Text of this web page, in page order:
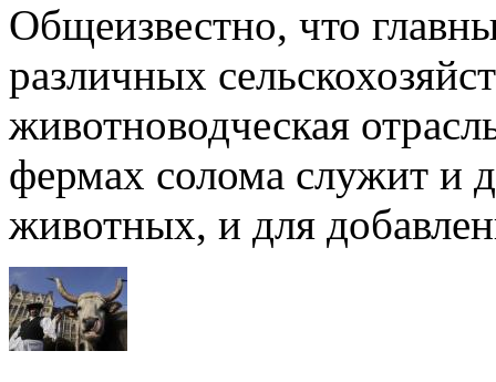
Общеизвестно, что
различных
животноводческая
фермах солома служит и
животных, и для